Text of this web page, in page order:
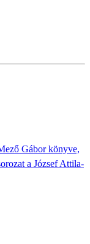
Gábor könyve,
a József Attila-